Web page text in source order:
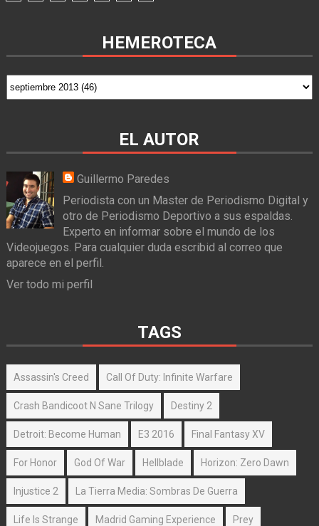
HEMEROTECA
EL AUTOR
Guillermo Paredes
Periodista con un Master de Periodismo Digital y
otro de Periodismo Deportivo a sus espaldas.
Experto en informar sobre el mundo de los
Videojuegos. Para cualquier duda escribid al correo que
aparece en el perfil.
Ver todo mi perfil
TAGS
Assassin's Creed Call Of Duty: Infinite Warfare
Crash Bandicoot N Sane Trilogy Destiny 2
Detroit: Become Human E3 2016 Final Fantasy XV
For Honor God Of War Hellblade Horizon: Zero Dawn
Injustice 2 La Tierra Media: Sombras De Guerra
Life Is Strange Madrid Gaming Experience Prey